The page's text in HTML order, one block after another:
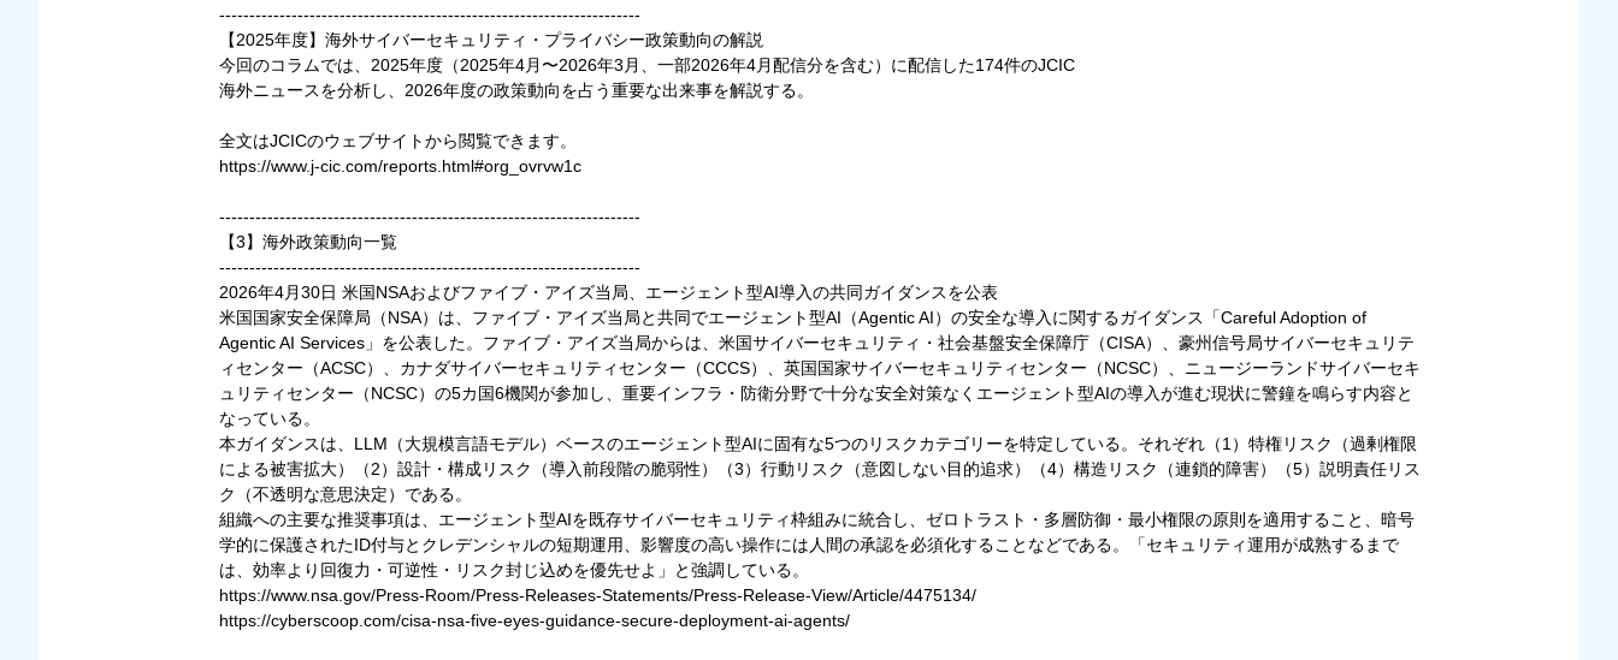
----------------------------------------------------------------------
【2025年度】海外サイバーセキュリティ・プライバシー政策動向の解説
今回のコラムでは、2025年度（2025年4月〜2026年3月、一部2026年4月配信分を含む）に配信した174件のJCIC
海外ニュースを分析し、2026年度の政策動向を占う重要な出来事を解説する。
全文はJCICのウェブサイトから閲覧できます。
https://www.j-cic.com/reports.html#org_ovrvw1c
----------------------------------------------------------------------
【3】海外政策動向一覧
----------------------------------------------------------------------
2026年4月30日 米国NSAおよびファイブ・アイズ当局、エージェント型AI導入の共同ガイダンスを公表
米国国家安全保障局（NSA）は、ファイブ・アイズ当局と共同でエージェント型AI（Agentic AI）の安全な導入に関するガイダンス「Careful Adoption of
Agentic AI Services」を公表した。ファイブ・アイズ当局からは、米国サイバーセキュリティ・社会基盤安全保障庁（CISA）、豪州信号局サイバーセキュリテ
ィセンター（ACSC）、カナダサイバーセキュリティセンター（CCCS）、英国国家サイバーセキュリティセンター（NCSC）、ニュージーランドサイバーセキ
ュリティセンター（NCSC）の5カ国6機関が参加し、重要インフラ・防衛分野で十分な安全対策なくエージェント型AIの導入が進む現状に警鐘を鳴らす内容と
なっている。
本ガイダンスは、LLM（大規模言語モデル）ベースのエージェント型AIに固有な5つのリスクカテゴリーを特定している。それぞれ（1）特権リスク（過剰権限
による被害拡大）（2）設計・構成リスク（導入前段階の脆弱性）（3）行動リスク（意図しない目的追求）（4）構造リスク（連鎖的障害）（5）説明責任リス
ク（不透明な意思決定）である。
組織への主要な推奨事項は、エージェント型AIを既存サイバーセキュリティ枠組みに統合し、ゼロトラスト・多層防御・最小権限の原則を適用すること、暗号
学的に保護されたID付与とクレデンシャルの短期運用、影響度の高い操作には人間の承認を必須化することなどである。「セキュリティ運用が成熟するまで
は、効率より回復力・可逆性・リスク封じ込めを優先せよ」と強調している。
https://www.nsa.gov/Press-Room/Press-Releases-Statements/Press-Release-View/Article/4475134/
https://cyberscoop.com/cisa-nsa-five-eyes-guidance-secure-deployment-ai-agents/